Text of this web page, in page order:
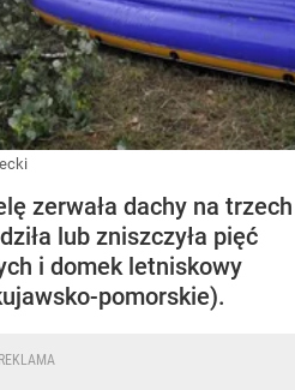
zerwała dachy na trzech
lub zniszczyła pięć
i domek letniskowy
pomorskie).